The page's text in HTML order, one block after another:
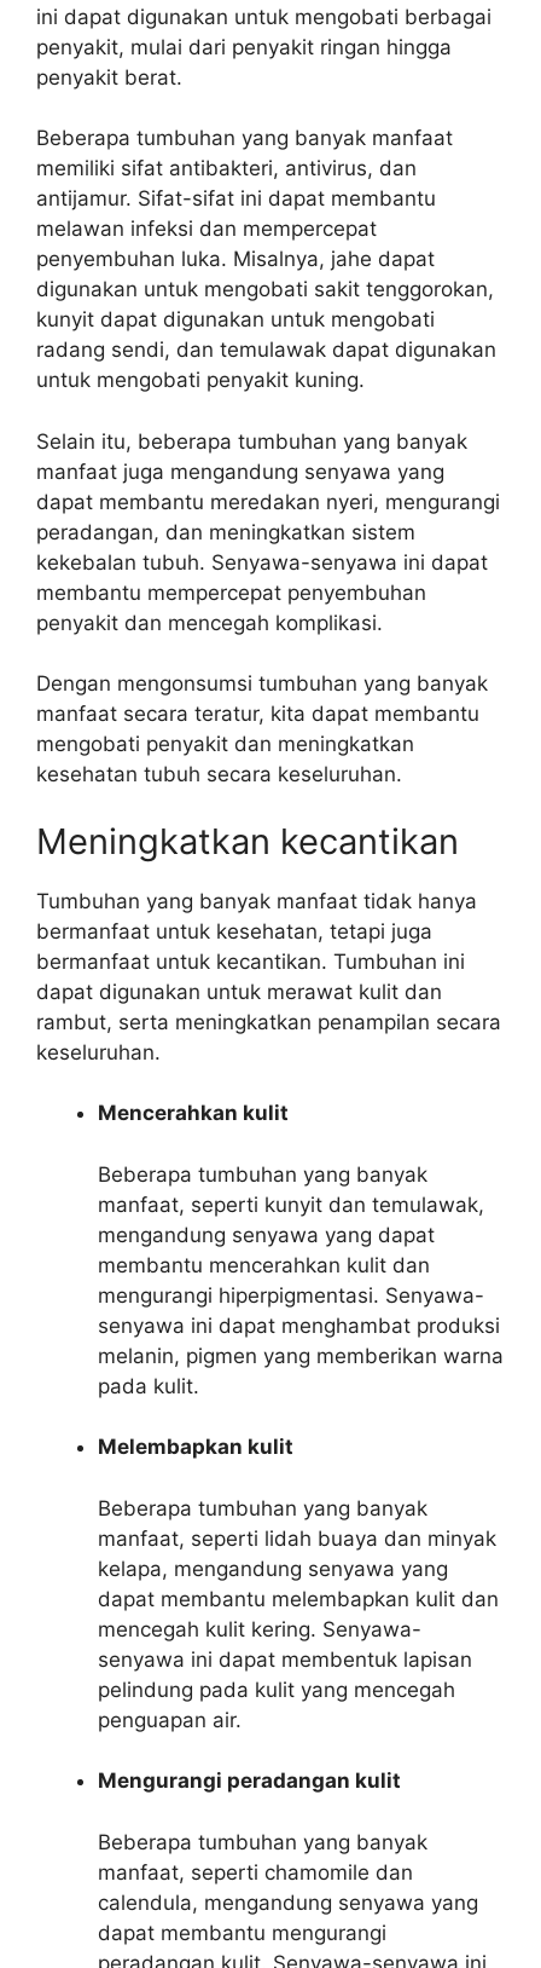
ini dapat digunakan untuk mengobati berbagai
penyakit, mulai dari penyakit ringan hingga
penyakit berat.
Beberapa tumbuhan yang banyak manfaat
memiliki sifat antibakteri, antivirus, dan
antijamur. Sifat-sifat ini dapat membantu
melawan infeksi dan mempercepat
penyembuhan luka. Misalnya, jahe dapat
digunakan untuk mengobati sakit tenggorokan,
kunyit dapat digunakan untuk mengobati
radang sendi, dan temulawak dapat digunakan
untuk mengobati penyakit kuning.
Selain itu, beberapa tumbuhan yang banyak
manfaat juga mengandung senyawa yang
dapat membantu meredakan nyeri, mengurangi
peradangan, dan meningkatkan sistem
kekebalan tubuh. Senyawa-senyawa ini dapat
membantu mempercepat penyembuhan
penyakit dan mencegah komplikasi.
Dengan mengonsumsi tumbuhan yang banyak
manfaat secara teratur, kita dapat membantu
mengobati penyakit dan meningkatkan
kesehatan tubuh secara keseluruhan.
Meningkatkan kecantikan
Tumbuhan yang banyak manfaat tidak hanya
bermanfaat untuk kesehatan, tetapi juga
bermanfaat untuk kecantikan. Tumbuhan ini
dapat digunakan untuk merawat kulit dan
rambut, serta meningkatkan penampilan secara
keseluruhan.
Mencerahkan kulit
Beberapa tumbuhan yang banyak
manfaat, seperti kunyit dan temulawak,
mengandung senyawa yang dapat
membantu mencerahkan kulit dan
mengurangi hiperpigmentasi. Senyawa-
senyawa ini dapat menghambat produksi
melanin, pigmen yang memberikan warna
pada kulit.
Melembapkan kulit
Beberapa tumbuhan yang banyak
manfaat, seperti lidah buaya dan minyak
kelapa, mengandung senyawa yang
dapat membantu melembapkan kulit dan
mencegah kulit kering. Senyawa-
senyawa ini dapat membentuk lapisan
pelindung pada kulit yang mencegah
penguapan air.
Mengurangi peradangan kulit
Beberapa tumbuhan yang banyak
manfaat, seperti chamomile dan
calendula, mengandung senyawa yang
dapat membantu mengurangi
peradangan kulit. Senyawa-senyawa ini